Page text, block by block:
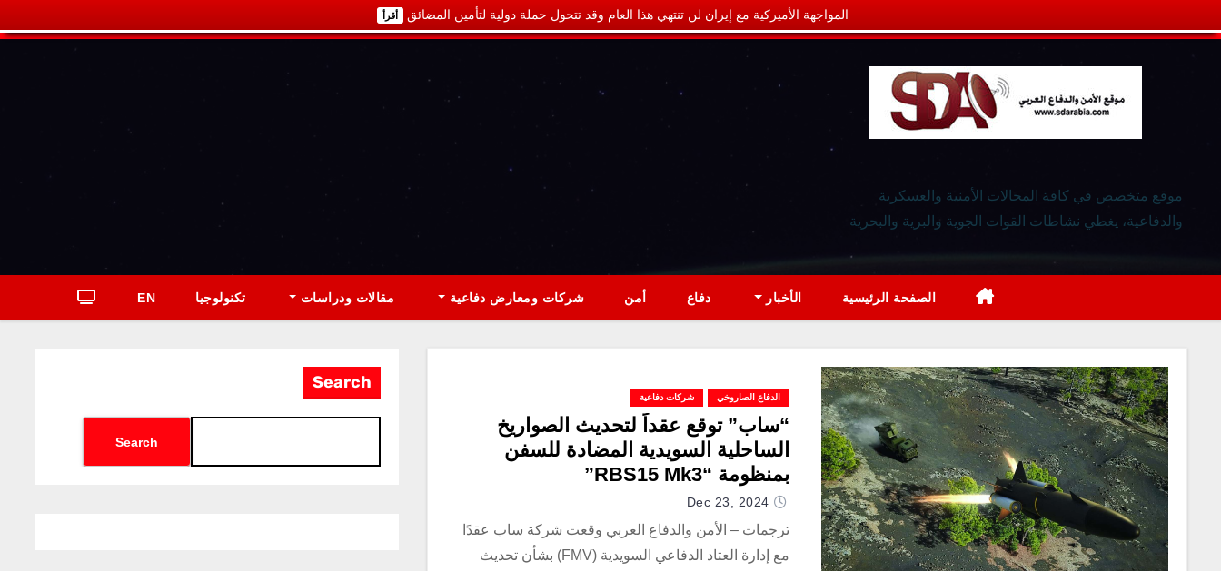
المواجهة الأميركية مع إيران لن تنتهي هذا العام وقد تتحول حملة دولية لتأمين المضائق أقرأ
موقع متخصص في كافة المجالات الأمنية والعسكرية
والدفاعية، يغطي نشاطات القوات الجوية والبرية والبحرية
الصفحة الرئيسية الأخبار دفاع أمن شركات ومعارض دفاعية مقالات ودراسات تكنولوجيا EN
الدفاع الصاروخي شركات دفاعية
“ساب” توقع عقداً لتحديث الصواريخ
الساحلية السويدية المضادة للسفن
بمنظومة “RBS15 Mk3”
Dec 23, 2024
ترجمات – الأمن والدفاع العربي وقعت شركة ساب عقدًا
مع إدارة العتاد الدفاعي السويدية (FMV) بشأن تحديث
Search
Search